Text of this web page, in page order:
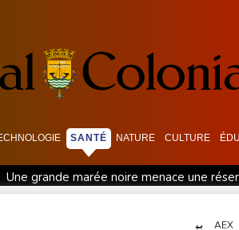
SANTÉ NATURE CULTURE
Une grande marée noire menace une
eaux des lacs montent, les populations àAEX